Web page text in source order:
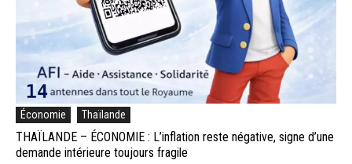
Économie Thaïlande
THAÏLANDE – ÉCONOMIE : L’inflation reste négative, signe d’une
demande intérieure toujours fragile